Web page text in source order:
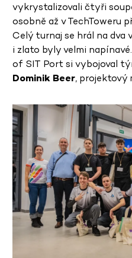
vykrystalizovali čtyři
osobně až v TechToweru
Celý turnaj se hrál na dva
i zlato byly velmi
of SIT Port si vybojoval
Dominik Beer, projektový